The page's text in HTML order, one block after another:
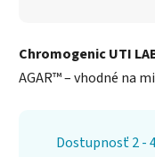
Chromogenic UTI
AGAR™ – vhodné na
Dostupnosť 2 -